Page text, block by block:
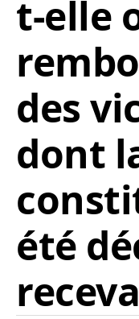
t-elle
des
dont
été